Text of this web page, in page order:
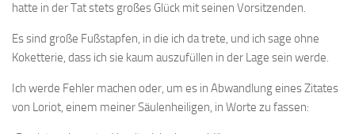
En passant
BKV
Links
hatte in der Tat stets großes Glück mit seinen Vorsitzenden.
Es sind große Fußstapfen, in die ich da trete, und ich sage ohne
Koketterie, dass ich sie kaum auszufüllen in der Lage sein werde.
Ich werde Fehler machen oder, um es in Abwandlung eines Zitates
von Loriot, einem meiner Säulenheiligen, in Worte zu fassen: